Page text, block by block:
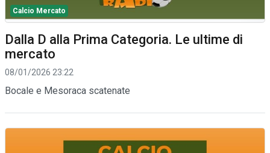
Calcio Mercato
Dalla D alla Prima Categoria. Le ultime di
mercato
08/01/2026 23:22
Bocale e Mesoraca scatenate